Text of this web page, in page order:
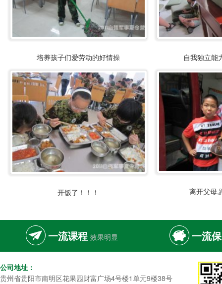
培养孩子们爱劳动的好情操 自我独立能
开饭了！！！ 离开父母,
一流课程 效果明显 一流
公司地址：
贵州省贵阳市南明区花果园财富广场4号楼1单元9楼38号